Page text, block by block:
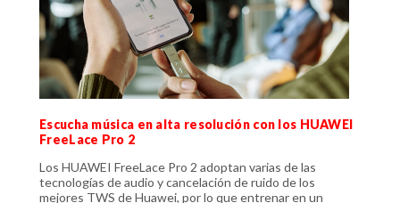
Escucha música en alta resolución con los HUAWEI
FreeLace Pro 2
Los HUAWEI FreeLace Pro 2 adoptan varias de las
tecnologías de audio y cancelación de ruido de los
mejores TWS de Huawei, por lo que entrenar en un